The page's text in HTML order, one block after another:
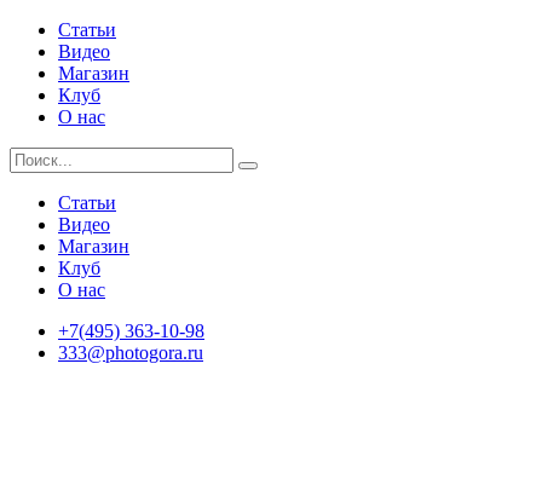
Статьи
Видео
Магазин
Клуб
О нас
Статьи
Видео
Магазин
Клуб
О нас
+7(495) 363-10-98
333@photogora.ru